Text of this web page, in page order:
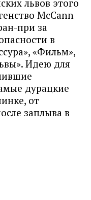
львов этого
McCann
при за
в
«Фильм»,
Идею для
дурацкие
от
заплыва в